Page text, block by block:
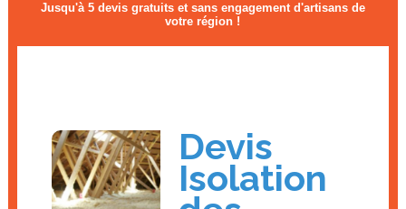
Jusqu'à 5 devis gratuits et sans engagement d'artisans de
votre région !